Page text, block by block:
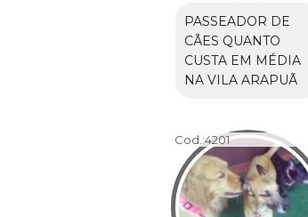
PASSEADOR DE
CÃES QUANTO
CUSTA EM MÉDIA
NA VILA ARAPUÃ
Cod.:4201